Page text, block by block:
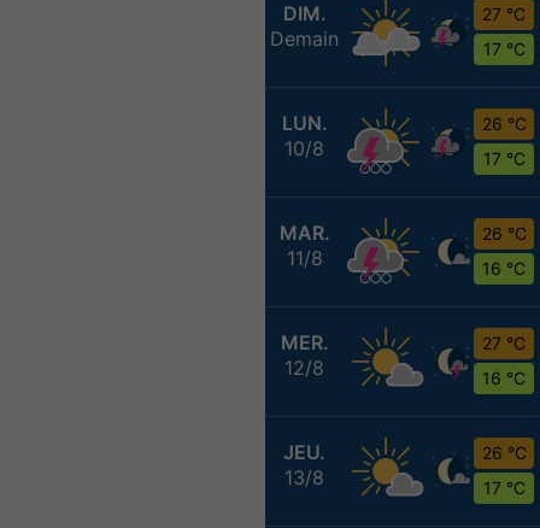
DIM.
Demain
27 °C
17 °C
LUN.
10/8
26 °C
17 °C
MAR.
11/8
26 °C
16 °C
MER.
12/8
27 °C
16 °C
JEU.
13/8
26 °C
17 °C